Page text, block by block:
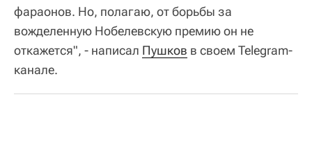
фараонов. Но, полагаю, от борьбы за
вожделенную Нобелевскую премию он не
откажется", - написал Пушков в своем Telegram-
канале.